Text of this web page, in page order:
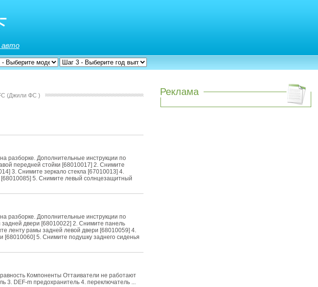
авто
(Джили ФС )
разборке. Дополнительные инструкции по
передней стойки [68010017] 2. Снимите
3. Снимите зеркало стекла [67010013] 4.
5. Снимите левый солнцезащитный
разборке. Дополнительные инструкции по
двери [68010022] 2. Снимите панель
ленту рамы задней левой двери [68010059] 4.
5. Снимите подушку заднего сиденья
Компоненты Оттаиватели не работают
3. DEF-m предохранитель 4. переключатель ...
Реклама